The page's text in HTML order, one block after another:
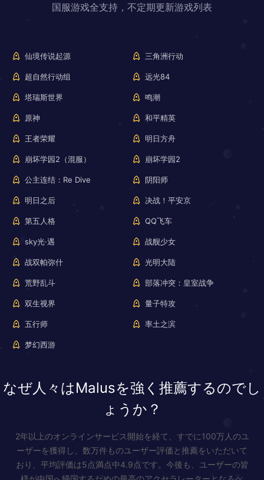
国服游戏全支持，不定期更新游戏列表
仙境传说起源 三角洲行动
超自然行动组 远光84
塔瑞斯世界 鸣潮
原神 和平精英
王者荣耀 明日方舟
崩坏学园2（混服） 崩坏学园2
公主连结：Re Dive 阴阳师
明日之后 决战！平安京
第五人格 QQ飞车
sky光·遇 战舰少女
战双帕弥什 光明大陆
荒野乱斗 部落冲突：皇室战争
双生视界 量子特攻
五行师 率土之滨
梦幻西游
なぜ人々はMalusを強く推薦するのでし
ょうか？
2年以上のオンラインサービス開始を経て、すでに100万人のユ
ーザーを獲得し、数万件ものユーザー評価と推薦をいただいて
おり、平均評価は5点満点中4.9点です。今後も、ユーザーの皆